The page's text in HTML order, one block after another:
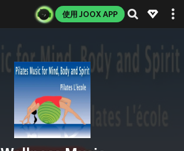
使用 JOOX APP